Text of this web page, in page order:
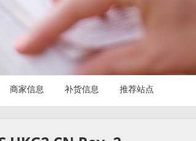
商家信息 补货信息 推荐站点